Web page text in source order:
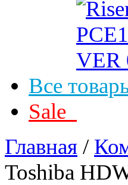
Все
Sale
Главная /
Toshiba